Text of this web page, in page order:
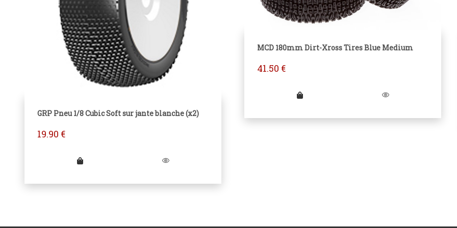
GRP Pneu 1/8 Cubic Soft sur jante blanche (x2)
19.90 €
MCD 180mm Dirt-Xross Tires Blue Medium
41.50 €